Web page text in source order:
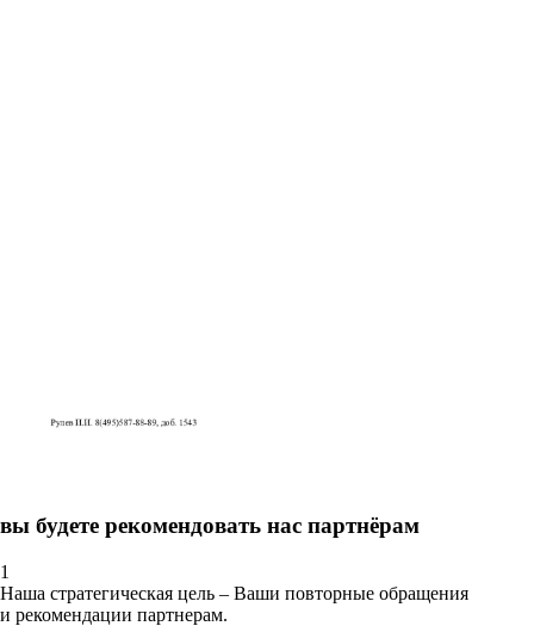
вы будете рекомендовать нас партнёрам
1
Наша стратегическая цель – Ваши повторные обращения
и рекомендации партнерам.